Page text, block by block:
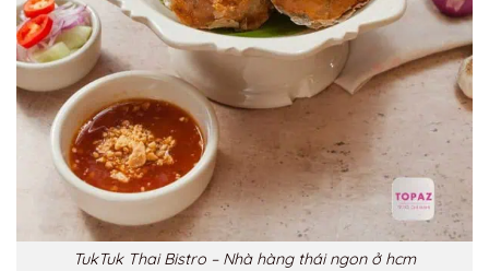
TukTuk Thai Bistro – Nhà hàng thái ngon ở hcm